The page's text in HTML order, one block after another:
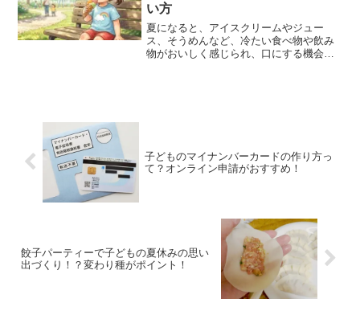
い方
夏になると、アイスクリームやジュー
ス、そうめんなど、冷たい食べ物や飲み
物がおいしく感じられ、口にする機会も
子どものマイナンバーカードの作り方っ
て？オンライン申請がおすすめ！
餃子パーティーで子どもの夏休みの思い
出づくり！？変わり種がポイント！